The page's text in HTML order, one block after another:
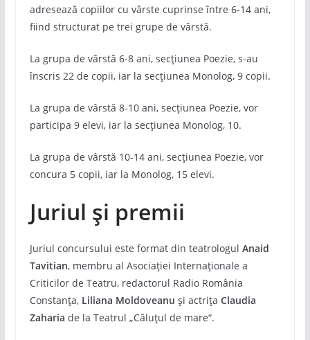
adresează copiilor cu vârste cuprinse între 6-14 ani,
fiind structurat pe trei grupe de vârstă.
La grupa de vârstă 6-8 ani, secțiunea Poezie, s-au
înscris 22 de copii, iar la secțiunea Monolog, 9 copii.
La grupa de vârstă 8-10 ani, secțiunea Poezie, vor
participa 9 elevi, iar la secțiunea Monolog, 10.
La grupa de vârstă 10-14 ani, secțiunea Poezie, vor
concura 5 copii, iar la Monolog, 15 elevi.
Juriul și premii
Juriul concursului este format din teatrologul Anaid
Tavitian, membru al Asociației Internaționale a
Criticilor de Teatru, redactorul Radio România
Constanța, Liliana Moldoveanu și actrița Claudia
Zaharia de la Teatrul „Căluțul de mare“.